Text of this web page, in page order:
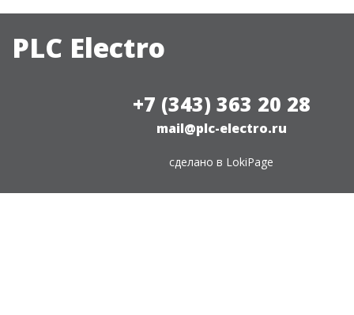
PLC Electro
+7 (343) 363 20 28
mail@plc-electro.ru
сделано в LokiPage